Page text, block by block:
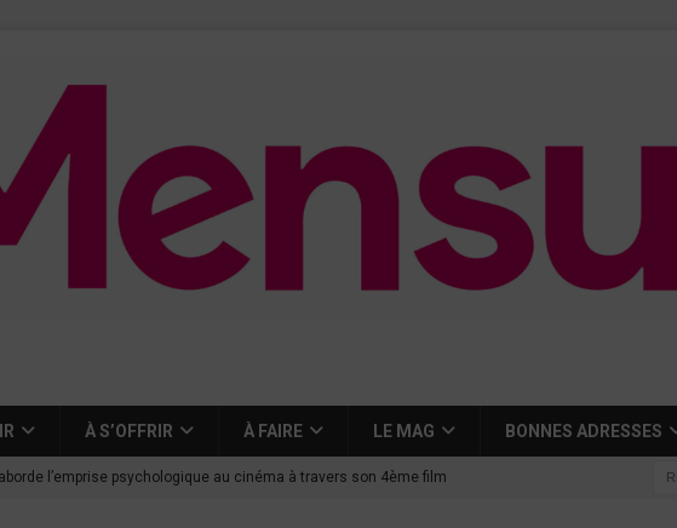
À S’OFFRIR À FAIRE LE MAG BONNES ADRESSES
l’emprise psychologique au cinéma à travers son 4ème film